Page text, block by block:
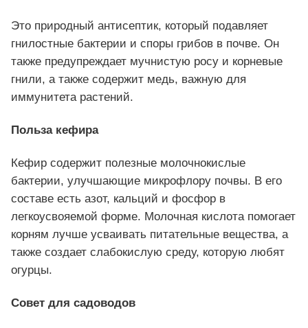
Это природный антисептик, который подавляет
гнилостные бактерии и споры грибов в почве. Он
также предупреждает мучнистую росу и корневые
гнили, а также содержит медь, важную для
иммунитета растений.
Польза кефира
Кефир содержит полезные молочнокислые
бактерии, улучшающие микрофлору почвы. В его
составе есть азот, кальций и фосфор в
легкоусвояемой форме. Молочная кислота помогает
корням лучше усваивать питательные вещества, а
также создает слабокислую среду, которую любят
огурцы.
Совет для садоводов